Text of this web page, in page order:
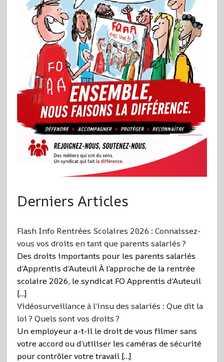
Derniers Articles
Flash Info Rentrées Scolaires 2026 : Connaissez-
vous vos droits en tant que parents salariés ?
Des droits importants pour les parents salariés
d’Apprentis d’Auteuil À l’approche de la rentrée
scolaire 2026, le syndicat FO Apprentis d’Auteuil
[…]
Vidéosurveillance à l’insu des salariés : Que dit la
loi ? Quels sont vos droits ?
Un employeur a-t-il le droit de vous filmer sans
votre accord ou d’utiliser les caméras de sécurité
pour contrôler votre travail […]